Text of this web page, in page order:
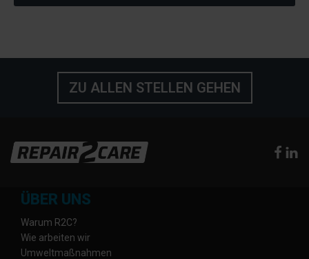
ZU ALLEN STELLEN GEHEN
ÜBER UNS
Warum R2C?
Wie arbeiten wir
Umweltmaßnahmen